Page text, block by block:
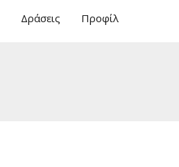
Δράσεις Προφίλ